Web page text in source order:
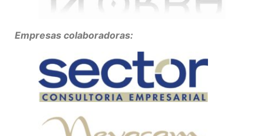
Empresas colaboradoras: